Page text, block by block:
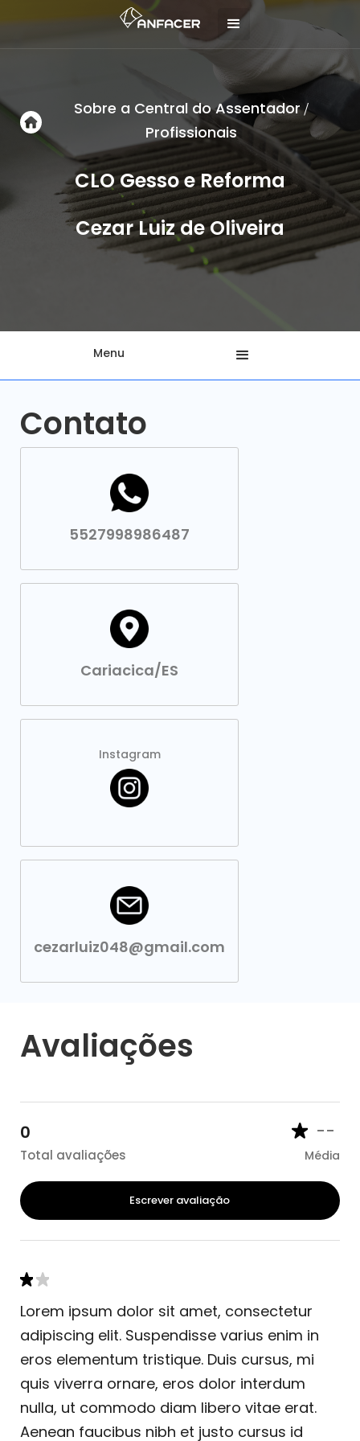
Sobre a Central do Assentador/
Profissionais
CLO Gesso e Reforma
Cezar Luiz de Oliveira
Menu
Contato
5527998986487
Cariacica/ES
Instagram
cezarluiz048@gmail.com
Avaliações
0
Total avaliações
--
Média
Escrever avaliação
Lorem ipsum dolor sit amet, consectetur
adipiscing elit. Suspendisse varius enim in
eros elementum tristique. Duis cursus, mi
quis viverra ornare, eros dolor interdum
nulla, ut commodo diam libero vitae erat.
Aenean faucibus nibh et justo cursus id